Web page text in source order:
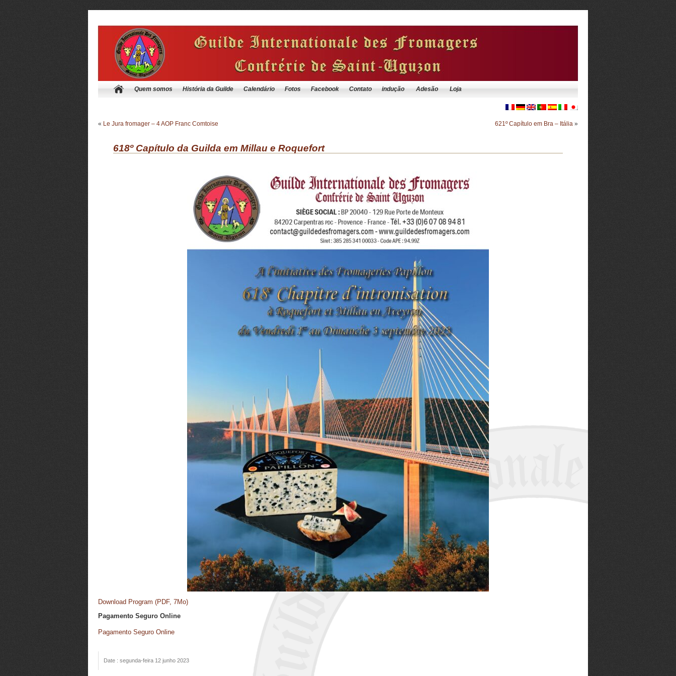
Quem somos História da Guilde Calendário Fotos Facebook Contato indução Adesão Loja
« Le Jura fromager – 4 AOP Franc Comtoise 621º Capítulo em Bra – Itália »
618º Capítulo da Guilda em Millau e Roquefort
Download Program (PDF, 7Mo)
Pagamento Seguro Online
Pagamento Seguro Online
Date : segunda-feira 12 junho 2023